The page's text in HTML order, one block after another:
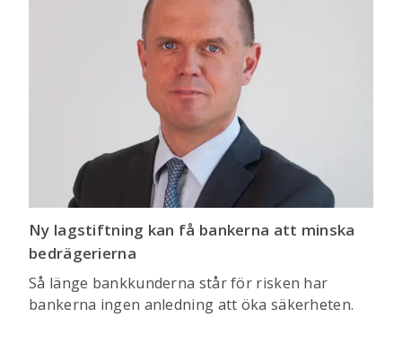
Ny lagstiftning kan få bankerna att minska
bedrägerierna
Så länge bankkunderna står för risken har
bankerna ingen anledning att öka säkerheten.